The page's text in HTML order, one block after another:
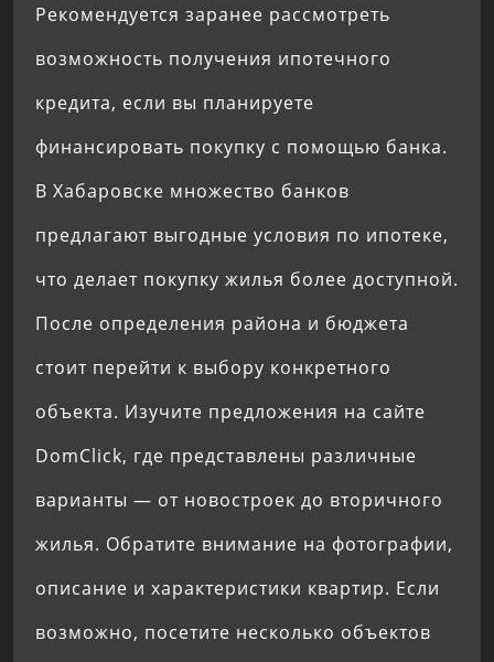
Рекомендуется заранее рассмотреть
возможность получения ипотечного
кредита, если вы планируете
финансировать покупку с помощью банка.
В Хабаровске множество банков
предлагают выгодные условия по ипотеке,
что делает покупку жилья более доступной.
После определения района и бюджета
стоит перейти к выбору конкретного
объекта. Изучите предложения на сайте
DomClick, где представлены различные
варианты — от новостроек до вторичного
жилья. Обратите внимание на фотографии,
описание и характеристики квартир. Если
возможно, посетите несколько объектов